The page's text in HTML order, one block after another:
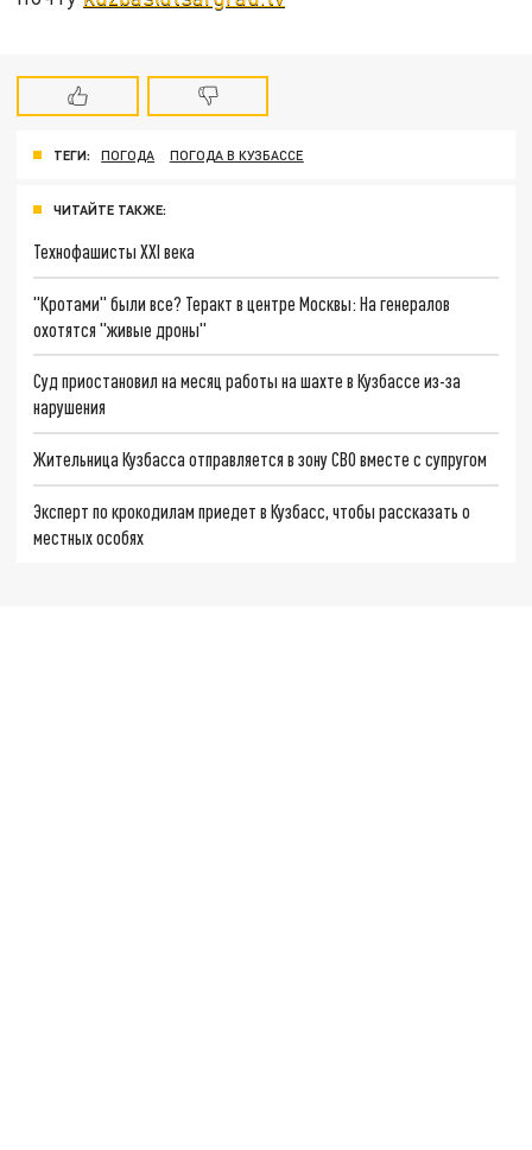
ТЕГИ: ПОГОДА ПОГОДА В КУЗБАССЕ
ЧИТАЙТЕ ТАКЖЕ:
Технофашисты XXI века
"Кротами" были все? Теракт в центре Москвы: На генералов
охотятся "живые дроны"
Суд приостановил на месяц работы на шахте в Кузбассе из-за
нарушения
Жительница Кузбасса отправляется в зону СВО вместе с супругом
Эксперт по крокодилам приедет в Кузбасс, чтобы рассказать о
местных особях